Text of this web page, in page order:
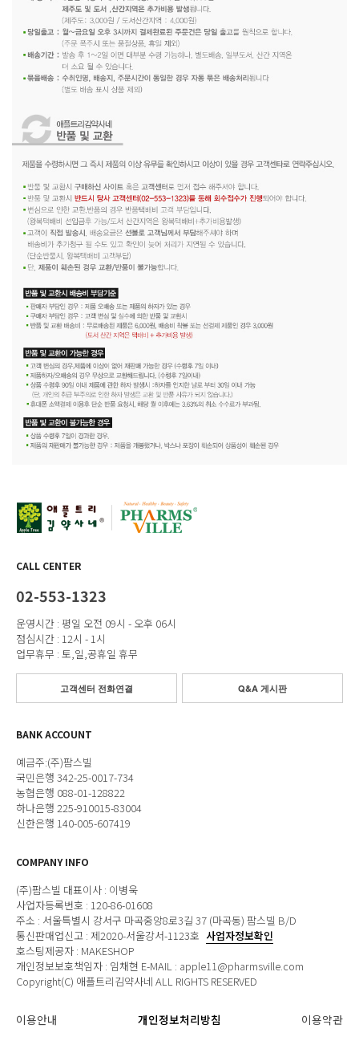
CALL CENTER
02-553-1323
운영시간 : 평일 오전 09시 - 오후 06시
점심시간 : 12시 - 1시
업무휴무 : 토,일,공휴일 휴무
고객센터 전화연결 Q&A 게시판
BANK ACCOUNT
예금주:(주)팜스빌
국민은행 342-25-0017-734
농협은행 088-01-128822
하나은행 225-910015-83004
신한은행 140-005-607419
COMPANY INFO
(주)팜스빌 대표이사 : 이병욱
사업자등록번호 : 120-86-01608
주소 : 서울특별시 강서구 마곡중앙8로3길 37 (마곡동) 팜스빌 B/D
통신판매업신고 : 제2020-서울강서-1123호 사업자정보확인
호스팅제공자 : MAKESHOP
개인정보보호책임자 : 임채현 E-MAIL : apple11@pharmsville.com
Copyright(C) 애플트리김약사네 ALL RIGHTS RESERVED
이용안내 개인정보처리방침 이용약관